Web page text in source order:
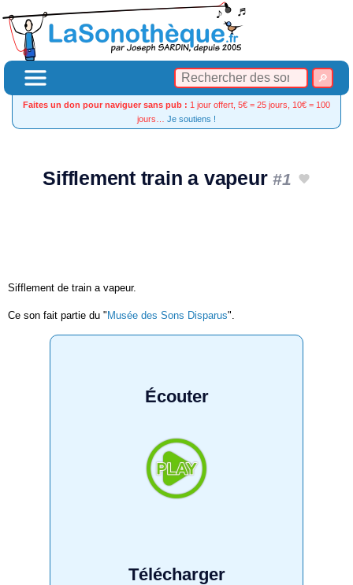
Faites un don pour naviguer sans pub : 1 jour offert, 5€ = 25 jours, 10€ = 100
jours… Je soutiens !
Sifflement train a vapeur#1
Sifflement de train a vapeur.
Ce son fait partie du " Musée des Sons Disparus".
Écouter
Télécharger